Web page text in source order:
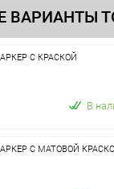
ВАРИАНТЫ
С КРАСКОЙ
В
С МАТОВОЙ